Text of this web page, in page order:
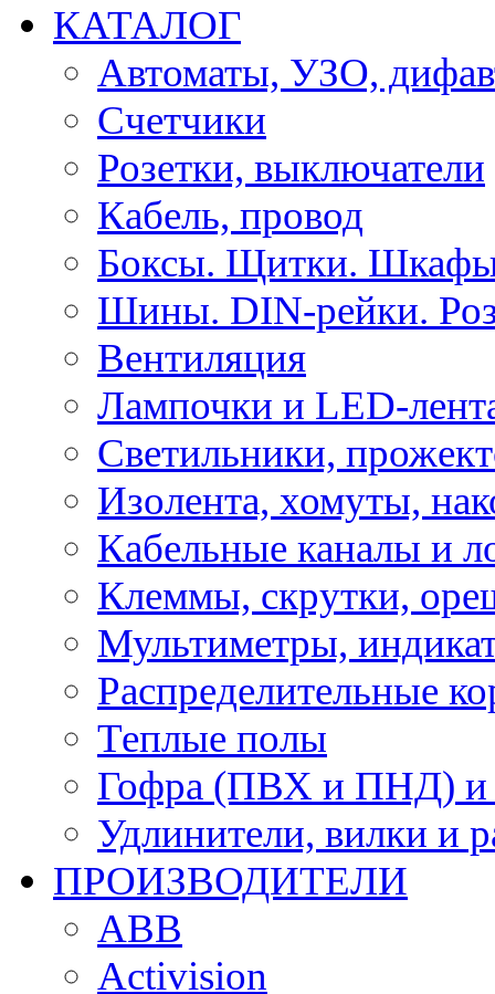
КАТАЛОГ
Автоматы, УЗО,
Счетчики
Розетки, выключатели
Кабель, провод
Боксы. Щитки.
Шины. DIN-рейки.
Вентиляция
Лампочки и LED-
Светильники,
Изолента, хомуты,
Кабельные каналы и
Клеммы, скрутки,
Мультиметры,
Распределительные
Теплые полы
Гофра (ПВХ и ПНД) и
Удлинители, вилки и
ПРОИЗВОДИТЕЛИ
ABB
Activision